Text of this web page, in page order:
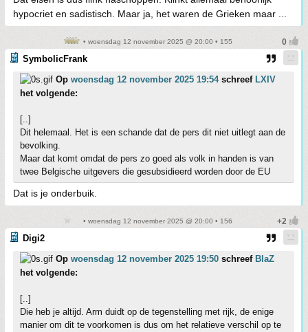
hypocriet en sadistisch. Maar ja, het waren de Grieken maar ...
• woensdag 12 november 2025 @ 20:00 • 155
SymbolicFrank
Op woensdag 12 november 2025 19:54schreef LXIV
het volgende:
[..]
Dit helemaal. Het is een schande dat de pers dit niet uitlegt aan de
bevolking.
Maar dat komt omdat de pers zo goed als volk in handen is van
twee Belgische uitgevers die gesubsidieerd worden door de EU
Dat is je onderbuik.
• woensdag 12 november 2025 @ 20:00 • 156
Digi2
Op woensdag 12 november 2025 19:50 schreef BlaZ
het volgende:
[..]
Die heb je altijd. Arm duidt op de tegenstelling met rijk, de enige
manier om dit te voorkomen is dus om het relatieve verschil op te